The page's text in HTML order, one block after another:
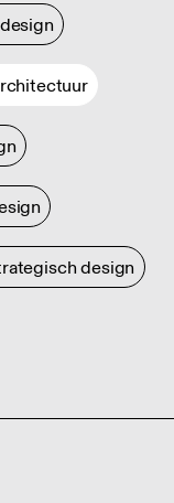
design